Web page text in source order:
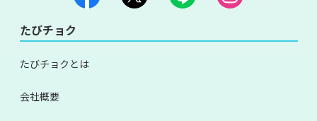
たびチョク
たびチョクとは
会社概要